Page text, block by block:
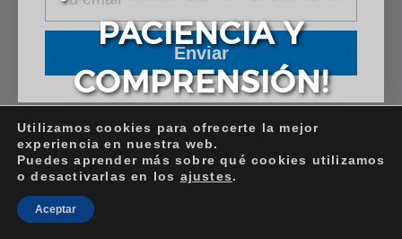
PACIENCIA Y
COMPRENSIÓN!
Utilizamos cookies para ofrecerte la mejor
experiencia en nuestra web.
Puedes aprender más sobre qué cookies utilizamos
o desactivarlas en los ajustes.
Aceptar
Enviar